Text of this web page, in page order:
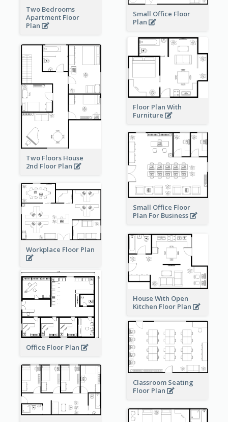
Two Bedrooms
Apartment Floor
Plan
Small Office Floor
Plan
Floor Plan With
Furniture
Two Floors House
2nd Floor Plan
Small Office Floor
Plan For Business
Workplace Floor Plan
House With Open
Kitchen Floor Plan
Office Floor Plan
Classroom Seating
Floor Plan